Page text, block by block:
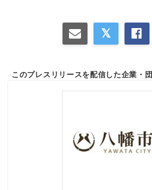
このプレスリリースを配信した企業・